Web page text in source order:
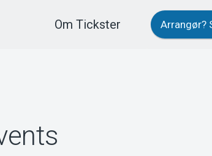
Om Tickster Arrangør?